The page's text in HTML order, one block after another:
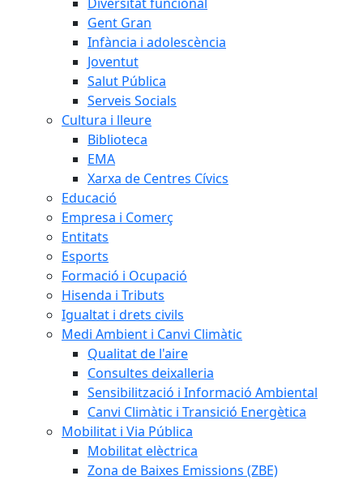
Gent Gran
Infància i adolescència
Joventut
Salut Pública
Serveis Socials
Cultura i lleure
Biblioteca
EMA
Xarxa de Centres Cívics
Educació
Empresa i Comerç
Entitats
Esports
Formació i Ocupació
Hisenda i Tributs
Igualtat i drets civils
Medi Ambient i Canvi Climàtic
Qualitat de l'aire
Consultes deixalleria
Sensibilització i Informació Ambiental
Canvi Climàtic i Transició Energètica
Mobilitat i Via Pública
Mobilitat elèctrica
Zona de Baixes Emissions (ZBE)